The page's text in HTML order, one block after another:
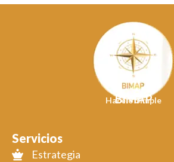
BIMAP
Hacelo Simple
Servicios
Estrategia